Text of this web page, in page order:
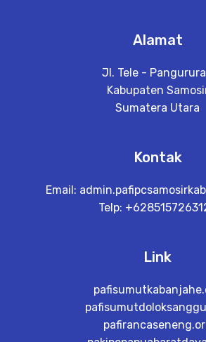
Alamat
Jl. Tele -
Kabupaten
Sumatera Utara
Kontak
Email:
Telp:
Link